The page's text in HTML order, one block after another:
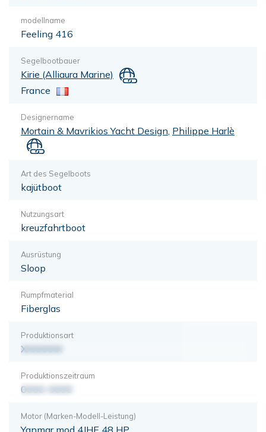
modellname
Feeling 416
Segelbootbauer
Kirie (Alliaura Marine)
France
Designername
Mortain & Mavrikios Yacht Design Philippe Harlè
Art des Segelboots
kajütboot
Nutzungsart
kreuzfahrtboot
Ausrüstung
Sloop
Rumpfmaterial
Fiberglas
Produktionsart
XXXXXXX
Produktionszeitraum
0000-0000
Motor (Marken-Modell-Leistung)
Yanmar mod 4JHE 48 HP